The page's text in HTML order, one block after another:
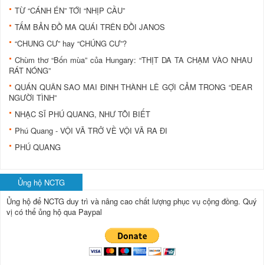
TỪ “CÁNH ÉN” TỚI “NHỊP CẦU”
TẤM BẢN ĐỒ MA QUÁI TRÊN ĐỒI JANOS
“CHUNG CƯ” hay “CHÚNG CƯ”?
Chùm thơ “Bốn mùa” của Hungary: “THỊT DA TA CHẠM VÀO NHAU
RÁT NÓNG”
QUÁN QUÂN SAO MAI ĐINH THÀNH LÊ GỢI CẢM TRONG “DEAR
NGƯỜI TÌNH”
NHẠC SĨ PHÚ QUANG, NHƯ TÔI BIẾT
Phú Quang - VỘI VÃ TRỞ VỀ VỘI VÃ RA ĐI
PHÚ QUANG
Ủng hộ NCTG
Ủng hộ để NCTG duy trì và nâng cao chất lượng phục vụ cộng đồng. Quý
vị có thể ủng hộ qua Paypal